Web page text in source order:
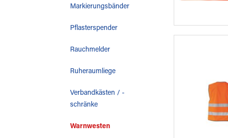
Markierungsbänder
Pflasterspender
Rauchmelder
Ruheraumliege
Verbandkästen / -
schränke
Warnwesten